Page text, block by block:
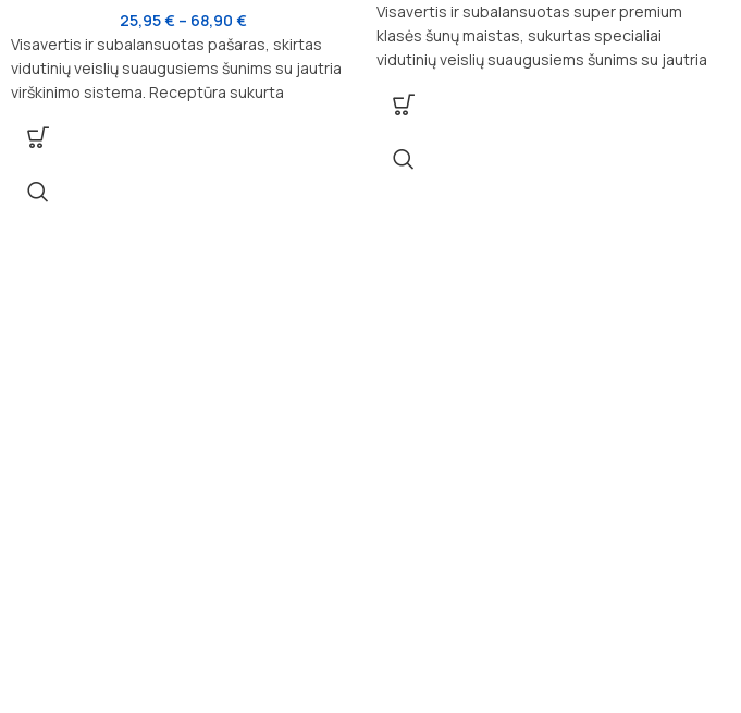
25,95€ – 68,90 €
Visavertis ir subalansuotas pašaras, skirtas
vidutinių veislių suaugusiems šunims su jautria
virškinimo sistema. Receptūra sukurta
problemomis poreikius.
Visavertis ir subalansuotas super premium
klasės šunų maistas, sukurtas specialiai
vidutinių veislių suaugusiems šunims su jautria
baltymų šaltinis – ėriena, kartu su ryžiais,
su jautria oda ar skrandžiu.